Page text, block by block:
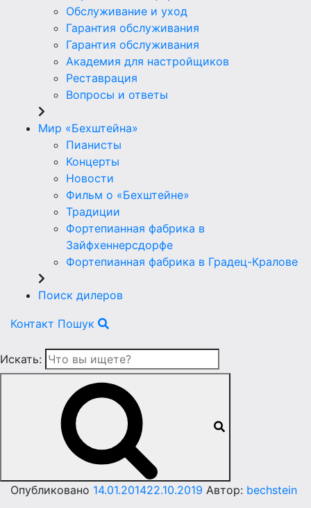
Обслуживание и уход
Гарантия обслуживания
Гарантия обслуживания
Академия для настройщиков
Реставрация
Вопросы и ответы
Мир «Бехштейна»
Пианисты
Концерты
Новости
Фильм о «Бехштейне»
Традиции
Фортепианная фабрика в
Зайфхеннерсдорфе
Фортепианная фабрика в Градец-Кралове
Поиск дилеров
Контакт Пошук
Искать:
Опубликовано 14.01.201422.10.2019 Автор: bechstein